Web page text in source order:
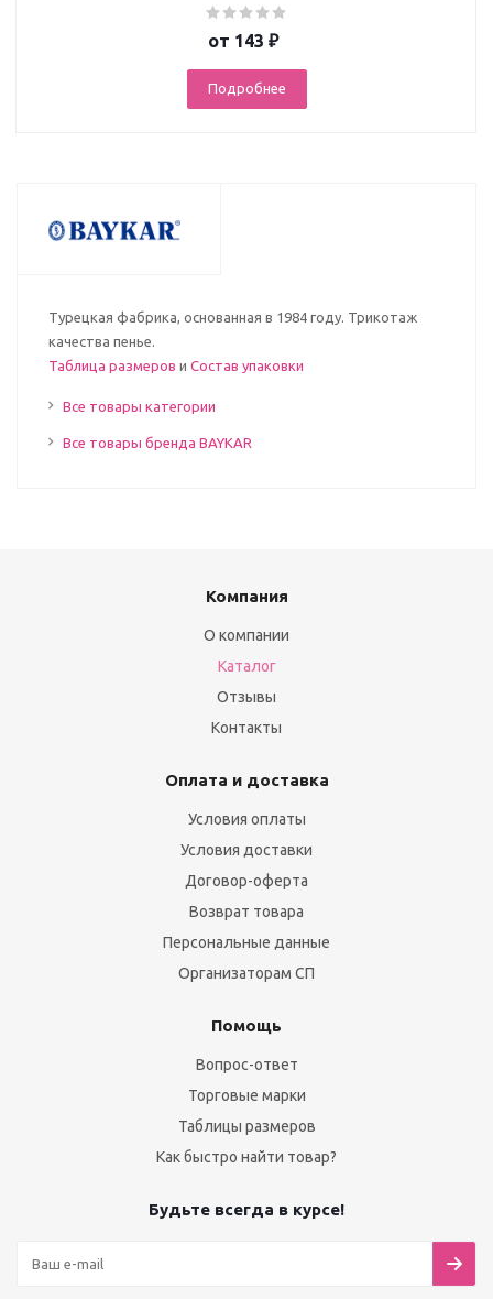
от 143 ₽
Подробнее
Турецкая фабрика, основанная в 1984 году. Трикотаж
качества пенье.
Таблица размеров и Состав упаковки
Все товары категории
Все товары бренда BAYKAR
Компания
О компании
Каталог
Отзывы
Контакты
Оплата и доставка
Условия оплаты
Условия доставки
Договор-оферта
Возврат товара
Персональные данные
Организаторам СП
Помощь
Вопрос-ответ
Торговые марки
Таблицы размеров
Как быстро найти товар?
Будьте всегда в курсе!